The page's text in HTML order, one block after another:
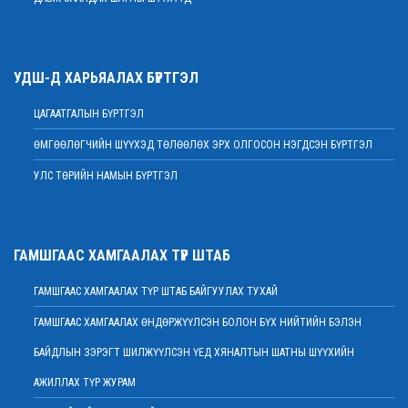
2022 оны 02 сарын 09
Дээд шүүхийн нийт шүүгчийн хуралдаан болно
МЭНДЧИЛГЭЭ
2022 оны 02 сарын 01
Дээд шүүхийн Тамгын газрын ажилтнуудын 82 хувь нь ХАСХОМ мэдүүлээд
МЭДЭГДЭЛ
2022 оны 01 сарын 20
Ерөнхий шүүгч Д.Ганзориг Европын Холбооноос Монгол Улсад суугаа
Элчин сайдтай хамтын ажиллагааны талаар санал солилцов
2022 оны 01 сарын 19
УДШ-Д ХАРЬЯАЛАХ БҮРТГЭЛ
ЦАГААТГАЛЫН БҮРТГЭЛ
ӨМГӨӨЛӨГЧИЙН ШҮҮХЭД ТӨЛӨӨЛӨХ ЭРХ ОЛГОСОН НЭГДСЭН БҮРТГЭЛ
УЛС ТӨРИЙН НАМЫН БҮРТГЭЛ
ГАМШГААС ХАМГААЛАХ ТҮР ШТАБ
ГАМШГААС ХАМГААЛАХ ТҮР ШТАБ БАЙГУУЛАХ ТУХАЙ
ГАМШГААС ХАМГААЛАХ ӨНДӨРЖҮҮЛСЭН БОЛОН БҮХ НИЙТИЙН БЭЛЭН
БАЙДЛЫН ЗЭРЭГТ ШИЛЖҮҮЛСЭН ҮЕД ХЯНАЛТЫН ШАТНЫ ШҮҮХИЙН
АЖИЛЛАХ ТҮР ЖУРАМ